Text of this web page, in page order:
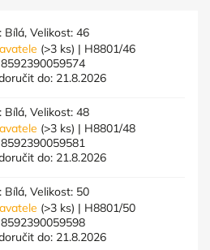
Bílá, Velikost: 46
(>3 ks) | H8801/46
8592390059574
do: 21.8.2026
Bílá, Velikost: 48
(>3 ks) | H8801/48
8592390059581
do: 21.8.2026
Bílá, Velikost: 50
(>3 ks) | H8801/50
8592390059598
do: 21.8.2026